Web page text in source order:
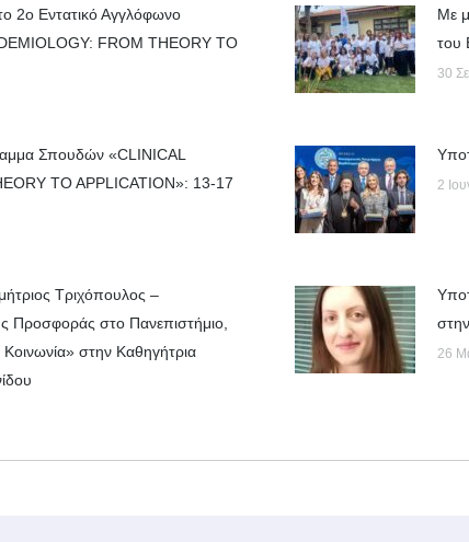
2ο Εντατικό Αγγλόφωνο
FROM THEORY TO
Με
του
30
Σπουδών «CLINICAL
TO APPLICATION»: 13-17
2
Τριχόπουλος –
Προσφοράς στο Πανεπιστήμιο,
Κοινωνία» στην Καθηγήτρια
26